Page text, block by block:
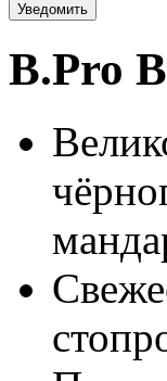
Уведомить
B.Pro